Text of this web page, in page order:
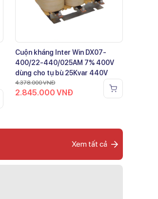
Cuộn kháng Inter Win DX07-
400/22-440/025AM 7% 400V
dùng cho tụ bù 25Kvar 440V
4.378.000VNĐ
2.845.000VNĐ
Xem tất cả